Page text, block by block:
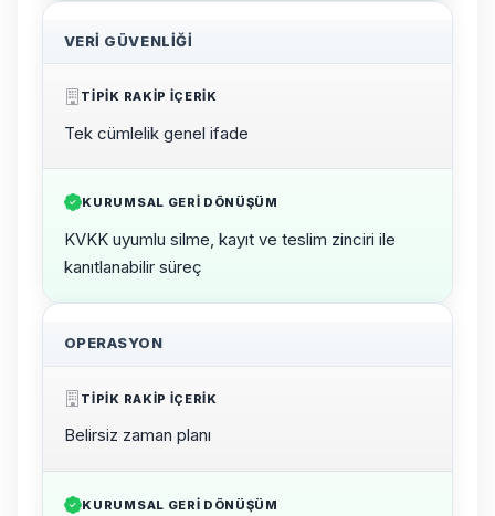
VERI GÜVENLIĞI
TIPIK RAKIP IÇERIK
Tek cümlelik genel ifade
KURUMSAL GERI DÖNÜŞÜM
KVKK uyumlu silme, kayıt ve teslim zinciri ile
kanıtlanabilir süreç
OPERASYON
TIPIK RAKIP IÇERIK
Belirsiz zaman planı
KURUMSAL GERI DÖNÜŞÜM